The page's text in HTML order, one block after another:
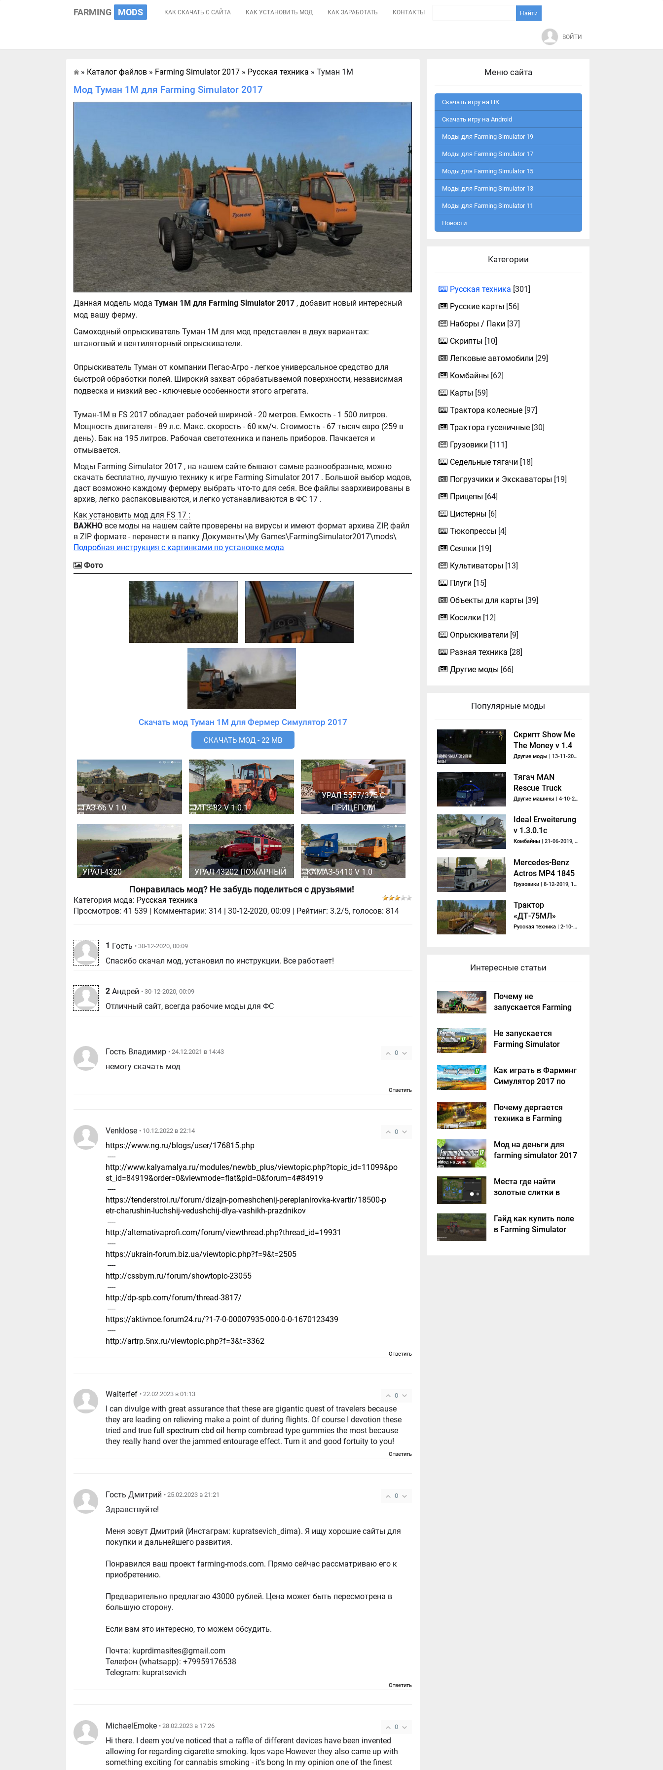
FARMING MODS КАК СКАЧАТЬ С САЙТА КАК УСТАНОВИТЬ МОД КАК ЗАРАБОТАТЬ КОНТАКТЫ
ВОЙТИ
Главная
» Каталог файлов » Farming Simulator 2017 » Русская техника » Туман 1М
Мод Туман 1М для Farming Simulator 2017
Данная модель мода Туман 1М для Farming Simulator 2017 , добавит новый интересный
мод вашу ферму.
Самоходный опрыскиватель Туман 1М для мод представлен в двух вариантах:
штаногвый и вентиляторный опрыскиватели.
Опрыскиватель Туман от компании Пегас-Агро - легкое универсальное средство для
быстрой обработки полей. Широкий захват обрабатываемой поверхности, независимая
подвеска и низкий вес - ключевые особенности этого агрегата.
Туман-1М в FS 2017 обладает рабочей шириной - 20 метров. Емкость - 1 500 литров.
Мощность двигателя - 89 л.с. Макс. скорость - 60 км/ч. Стоимость - 67 тысяч евро (259 в
день). Бак на 195 литров. Рабочая светотехника и панель приборов. Пачкается и
отмывается.
Моды Farming Simulator 2017 , на нашем сайте бывают самые разнообразные, можно
скачать бесплатно, лучшую технику к игре Farming Simulator 2017 . Большой выбор модов,
даст возможно каждому фермеру выбрать что-то для себя. Все файлы заархивированы в
архив, легко распаковываются, и легко устанавливаются в ФС 17 .
Как установить мод для FS 17 :
ВАЖНО все моды на нашем сайте проверены на вирусы и имеют формат архива ZIP, файл
в ZIP формате - перенести в папку Документы\My Games\FarmingSimulator2017\mods\
Подробная инструкция с картинками по установке мода
Фото
Скачать мод Туман 1М для Фермер Симулятор 2017
СКАЧАТЬ МОД - 22 MB
ГАЗ-66 V 1.0 МТЗ-82 V 1.0.1
УРАЛ 5557/375 С
ПРИЦЕПОМ
УРАЛ-4320 УРАЛ 43202 ПОЖАРНЫЙ КАМАЗ-5410 V 1.0
Понравилась мод? Не забудь поделиться с друзьями!
Категория мода: Русская техника
Просмотров: 41 539 Комментарии: 314 |30-12-2020, 00:09 | Рейтинг: 3.2/5, голосов: 814
1 Гость • 30-12-2020, 00:09
Спасибо скачал мод, установил по инструкции. Все работает!
2 Андрей • 30-12-2020, 00:09
Отличный сайт, всегда рабочие моды для ФС
0
Гость Владимир • 24.12.2021 в 14:43
немогу скачать мод
Ответить
0
Venklose • 10.12.2022 в 22:14
https://www.ng.ru/blogs/user/176815.php
----
http://www.kalyamalya.ru/modules/newbb_plus/viewtopic.php?topic_id=11099&po
st_id=84919&order=0&viewmode=flat&pid=0&forum=4#84919
----
https://tenderstroi.ru/forum/dizajn-pomeshchenij-pereplanirovka-kvartir/18500-p
etr-charushin-luchshij-vedushchij-dlya-vashikh-prazdnikov
----
http://alternativaprofi.com/forum/viewthread.php?thread_id=19931
----
https://ukrain-forum.biz.ua/viewtopic.php?f=9&t=2505
----
http://cssbym.ru/forum/showtopic-23055
----
http://dp-spb.com/forum/thread-3817/
----
https://aktivnoe.forum24.ru/?1-7-0-00007935-000-0-0-1670123439
----
http://artrp.5nx.ru/viewtopic.php?f=3&t=3362
Ответить
0
Walterfef • 22.02.2023 в 01:13
I can divulge with great assurance that these are gigantic quest of travelers because
they are leading on relieving make a point of during flights. Of course I devotion these
tried and truefull spectrum cbd oil
they really hand over the jammed entourage effect. Turn it and good fortuity to you!
Ответить
0
Гость Дмитрий • 25.02.2023 в 21:21
Здравствуйте!
Меня зовут Дмитрий (Инстаграм: kupratsevich_dima). Я ищу хорошие сайты для
покупки и дальнейшего развития.
Понравился ваш проект farming-mods.com. Прямо сейчас рассматриваю его к
приобретению.
Предварительно предлагаю 43000 рублей. Цена может быть пересмотрена в
большую сторону.
Если вам это интересно, то можем обсудить.
Почта: kuprdimasites@gmail.com
Телефон (whatsapp): +79959176538
Telegram: kupratsevich
Ответить
0
MichaelEmoke • 28.02.2023 в 17:26
Hi there. I deem you've noticed that a raffle of different devices have been invented
allowing for regarding cigarette smoking. Iqos vape However they also came up with
something exciting for cannabis smoking - it's bong In my opinion one of the finest
Меню сайта
Скачать игру на ПК
Скачать игру на Android
Моды для Farming Simulator 19
Моды для Farming Simulator 17
Моды для Farming Simulator 15
Моды для Farming Simulator 13
Моды для Farming Simulator 11
Новости
Категории
Русская техника [301]
Русские карты [56]
Наборы / Паки [37]
Скрипты [10]
Легковые автомобили [29]
Комбайны [62]
Карты [59]
Трактора колесные [97]
Трактора гусеничные [30]
Грузовики [111]
Седельные тягачи [18]
Погрузчики и Экскаваторы [19]
Прицепы [64]
Цистерны [6]
Тюкопрессы [4]
Сеялки [19]
Культиваторы [13]
Плуги [15]
Объекты для карты [39]
Косилки [12]
Опрыскиватели [9]
Разная техника [28]
Другие моды [66]
Популярные моды
Скрипт Show Me
The Money v 1.4
Другие моды | 13-11-2017, 22:14
Тягач MAN
Rescue Truck
Другие машины | 4-10-2013, 09:34
Ideal Erweiterung
v 1.3.0.1c
Комбайны | 21-06-2019, 14:01
Mercedes-Benz
Actros MP4 1845
6x4
Грузовики | 8-12-2019, 18:26
Трактор
«ДТ-75МЛ»
Русская техника | 2-10-2017, 22:13
Интересные статьи
Почему не
запускается Farming
решение
Не запускается
Farming Simulator
Как играть в Фарминг
Симулятор 2017 по
Почему дергается
техника в Farming
Мод на деньги для
farming simulator 2017
Места где найти
золотые слитки в
2017?
Гайд как купить поле
в Farming Simulator